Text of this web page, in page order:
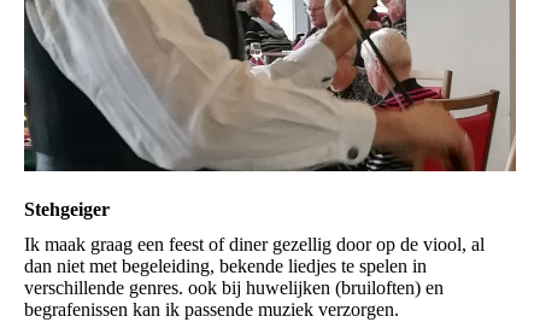
Stehgeiger
Ik maak graag een feest of diner gezellig door op de viool, al
dan niet met begeleiding, bekende liedjes te spelen in
verschillende genres. ook bij huwelijken (bruiloften) en
begrafenissen kan ik passende muziek verzorgen.